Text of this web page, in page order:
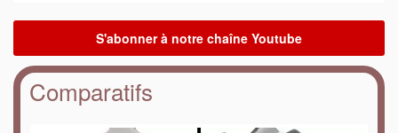
Comparatifs